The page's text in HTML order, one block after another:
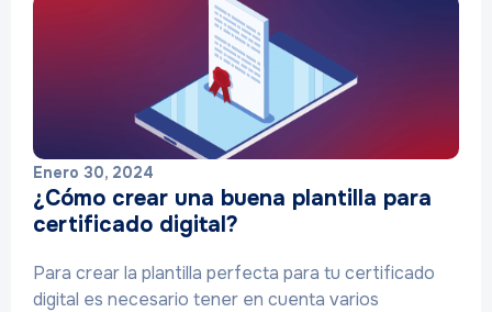
Enero 30, 2024
¿Cómo crear una buena plantilla para
certificado digital?
Para crear la plantilla perfecta para tu certificado
digital es necesario tener en cuenta varios